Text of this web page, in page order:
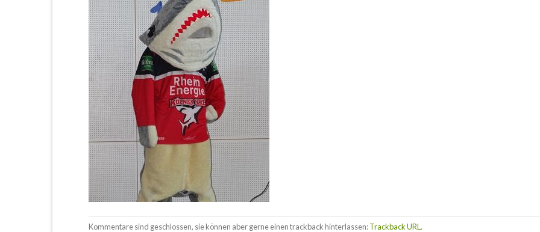
Kommentare sind geschlossen, sie können aber gerne einen trackback hinterlassen:Trackback URL.